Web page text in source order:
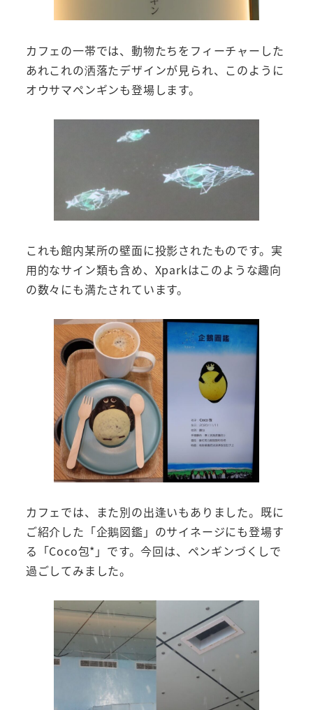
カフェの一帯では、動物たちをフィーチャーした
あれこれの洒落たデザインが見られ、このように
オウサマペンギンも登場します。
これも館内某所の壁面に投影されたものです。実
用的なサイン類も含め、Xparkはこのような趣向
の数々にも満たされています。
カフェでは、また別の出逢いもありました。既に
ご紹介した「企鵝図鑑」のサイネージにも登場す
る「Coco包*」です。今回は、ペンギンづくしで
過ごしてみました。